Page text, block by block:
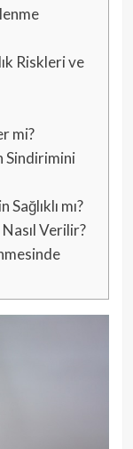
Riskleri ve
mi?
Sindirimini
mı?
Verilir?